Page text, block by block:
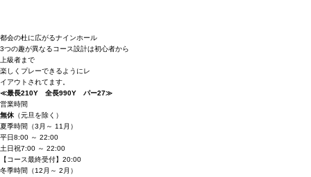
都会の杜に広がるナインホール
3つの趣が異なるコース設計は初心者から
上級者まで
楽しくプレーできるようにレ
イアウトされてます。
≪最長210Y 全長990Y パー27≫
営業時間
無休 （元旦を除く）
夏季時間 （3月～ 11月）
平日8:00 ～ 22:00
土日祝7:00 ～ 22:00
【コース最終受付】20:00
冬季時間 （12月～ 2月）